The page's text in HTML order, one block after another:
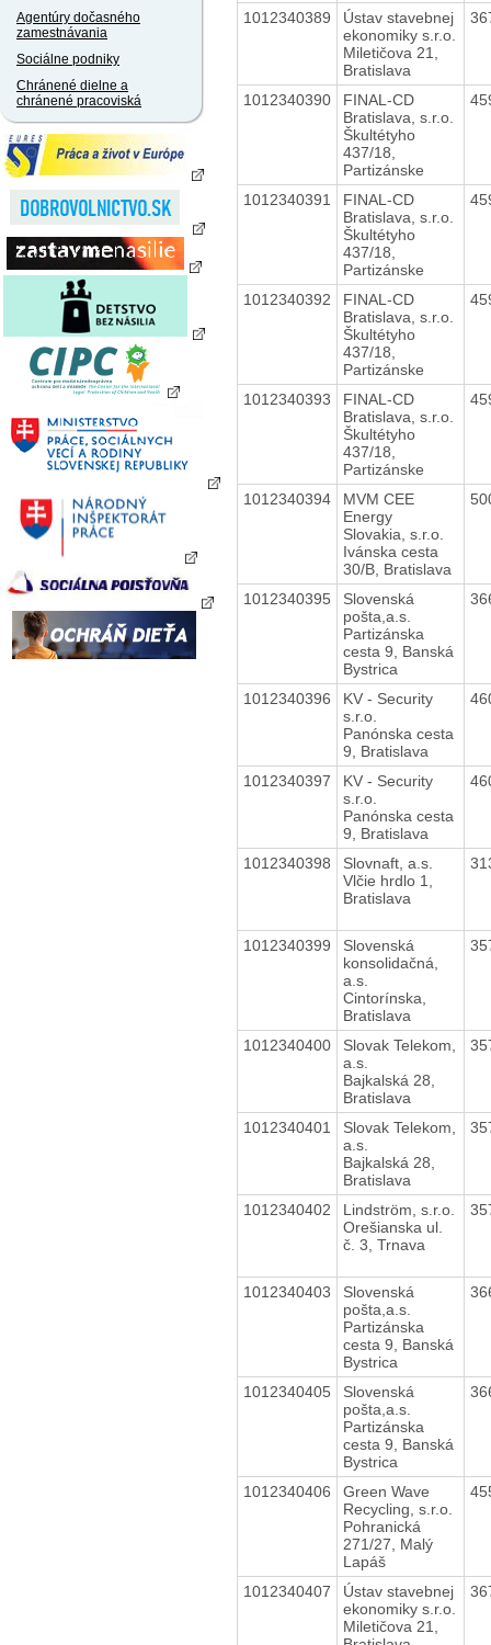
Agentúry dočasného
zamestnávania
Sociálne podniky
Chránené dielne a
chránené pracoviská
1012340389
Ústav stavebnej
ekonomiky s.r.o.
Miletičova 21,
Bratislava
1012340390
FINAL-CD
Bratislava, s.r.o.
Škultétyho
437/18,
Partizánske
1012340391
FINAL-CD
Bratislava, s.r.o.
Škultétyho
437/18,
Partizánske
1012340392
FINAL-CD
Bratislava, s.r.o.
Škultétyho
437/18,
Partizánske
1012340393
FINAL-CD
Bratislava, s.r.o.
Škultétyho
437/18,
Partizánske
1012340394
MVM CEE
Energy
Slovakia, s.r.o.
Ivánska cesta
30/B, Bratislava
1012340395
Slovenská
pošta,a.s.
Partizánska
cesta 9, Banská
Bystrica
1012340396
KV - Security
s.r.o.
Panónska cesta
9, Bratislava
1012340397
KV - Security
s.r.o.
Panónska cesta
9, Bratislava
1012340398
Slovnaft, a.s.
Vlčie hrdlo 1,
Bratislava
1012340399
Slovenská
konsolidačná,
a.s.
Cintorínska,
Bratislava
1012340400
Slovak Telekom,
a.s.
Bajkalská 28,
Bratislava
1012340401
Slovak Telekom,
a.s.
Bajkalská 28,
Bratislava
1012340402
Lindström, s.r.o.
Orešianska ul.
č. 3, Trnava
1012340403
Slovenská
pošta,a.s.
Partizánska
cesta 9, Banská
Bystrica
1012340405
Slovenská
pošta,a.s.
Partizánska
cesta 9, Banská
Bystrica
1012340406
Green Wave
Recycling, s.r.o.
Pohranická
271/27, Malý
Lapáš
1012340407
Ústav stavebnej
ekonomiky s.r.o.
Miletičova 21,